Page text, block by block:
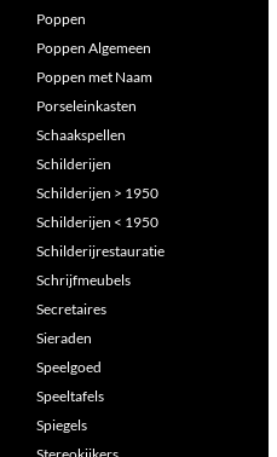
Poppen
Poppen Algemeen
Poppen met Naam
Porseleinkasten
Schaakspellen
Schilderijen
Schilderijen > 1950
Schilderijen < 1950
Schilderijrestauratie
Schrijfmeubels
Secretaires
Sieraden
Speelgoed
Speeltafels
Spiegels